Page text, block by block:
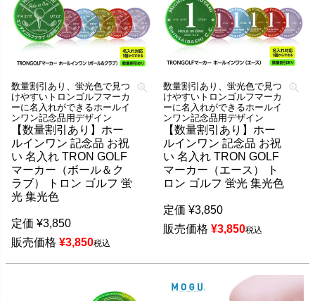
数量割引あり、蛍光色で見つ
けやすいトロンゴルフマーカ
ーに名入れができるホールイ
ンワン記念品用デザイン
【数量割引あり】ホー
ルインワン 記念品 お祝
い 名入れ TRON GOLF
マーカー（ボール＆ク
ラブ） トロン ゴルフ 蛍
光 集光色
定価 ¥3,850
販売価格 ¥3,850税込
数量割引あり、蛍光色で見つ
けやすいトロンゴルフマーカ
ーに名入れができるホールイ
ンワン記念品用デザイン
【数量割引あり】ホー
ルインワン 記念品 お祝
い 名入れ TRON GOLF
マーカー（エース） ト
ロン ゴルフ 蛍光 集光色
定価 ¥3,850
販売価格 ¥3,850税込